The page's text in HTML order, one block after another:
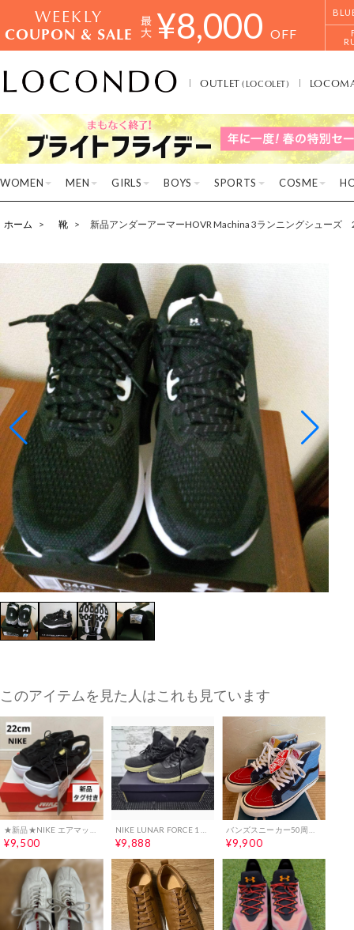
WEEKLY
COUPON & SALE ¥8,000 OFF
OUTLET(LOCOLET)
WOMEN MEN GIRLS BOYS SPORTS COSME
ホーム 靴 新品アンダーアーマーHOVR Machina 3ランニングシューズ
このアイテムを見た人はこれも見ています
¥9,500 ¥9,888 ¥9,900